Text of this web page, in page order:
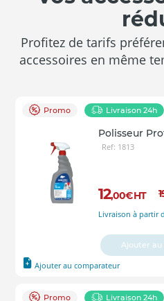
Profitez de tarifs
accessoires en même
Promo Livraison 24h
Polisseur
Ref: 1813
12,00€HT
Livraison à partir
Ajouter au comparateur
Ajouter au
Promo Livraison 24h